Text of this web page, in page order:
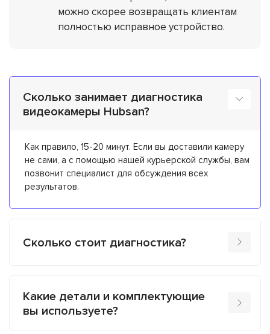
можно скорее возвращать клиентам
полностью исправное устройство.
Сколько занимает диагностика
видеокамеры Hubsan?
Как правило, 15-20 минут. Если вы доставили камеру
не сами, а с помощью нашей курьерской службы, вам
позвонит специалист для обсуждения всех
результатов.
Сколько стоит диагностика?
Какие детали и комплектующие
вы используете?